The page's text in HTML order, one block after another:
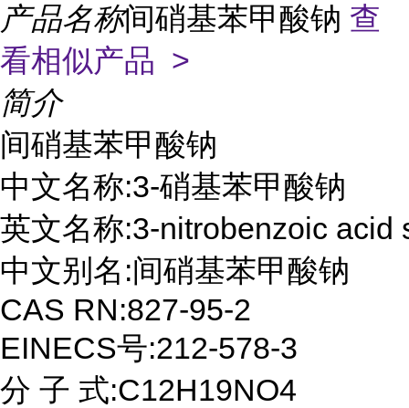
产品名称间硝基苯甲酸钠 查
看相似产品 >
简介
间硝基苯甲酸钠
中文名称:3-硝基苯甲酸钠
英文名称:3-nitrobenzoic acid
中文别名:间硝基苯甲酸钠
CAS RN:827-95-2
EINECS号:212-578-3
分 子 式:C12H19NO4